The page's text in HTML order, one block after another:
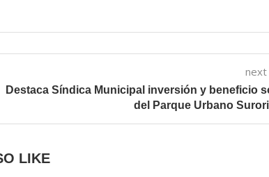
Destaca Síndica Municipal inversión y beneficio
del Parque Urbano
LIKE